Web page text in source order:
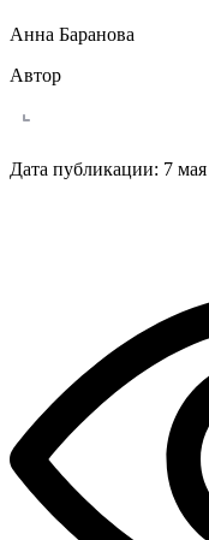
Анна Баранова
Автор
Дата публикации: 7